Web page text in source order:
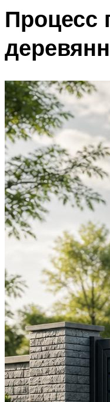
Процесс